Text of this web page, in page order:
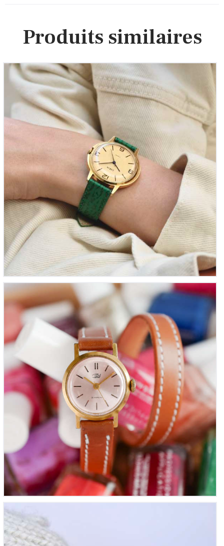
Produits similaires
Zarja Ellipse
Zarja mini or rose « Montre Femme de Cocktail » –
1960’s
Waltham US Army, Guerre de Corée